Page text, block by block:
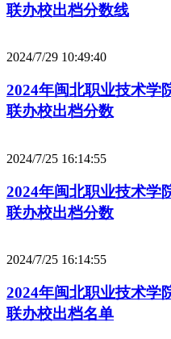
联办校出档分数线
2024/7/29 10:49:40
2024年闽北职业技术学
联办校出档分数
2024/7/25 16:14:55
2024年闽北职业技术学
联办校出档分数
2024/7/25 16:14:55
2024年闽北职业技术学
联办校出档名单